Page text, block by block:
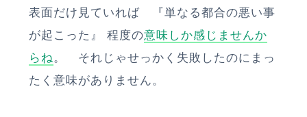
表面だけ見ていれば 『単なる都合の悪い事
が起こった』 程度の意味しか感じませんか
らね。 それじゃせっかく失敗したのにまっ
たく意味がありません。